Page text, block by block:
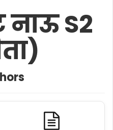
नाऊ S2